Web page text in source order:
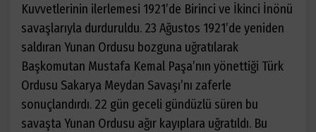
Kuvvetlerinin ilerlemesi 1921’de Birinci ve İkinci İnönü
savaşlarıyla durduruldu. 23 Ağustos 1921’de yeniden
saldıran Yunan Ordusu bozguna uğratılarak
Başkomutan Mustafa Kemal Paşa’nın yönettiği Türk
Ordusu Sakarya Meydan Savaşı’nı zaferle
sonuçlandırdı. 22 gün geceli gündüzlü süren bu
savaşta Yunan Ordusu ağır kayıplara uğratıldı. Bu